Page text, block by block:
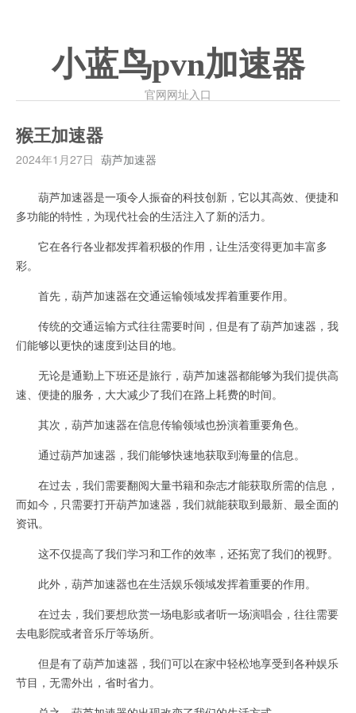
小蓝鸟pvn加速器
官网网址入口
猴王加速器
2024年1月27日 葫芦加速器
葫芦加速器是一项令人振奋的科技创新，它以其高效、便捷和
多功能的特性，为现代社会的生活注入了新的活力。
它在各行各业都发挥着积极的作用，让生活变得更加丰富多
彩。
首先，葫芦加速器在交通运输领域发挥着重要作用。
传统的交通运输方式往往需要时间，但是有了葫芦加速器，我
们能够以更快的速度到达目的地。
无论是通勤上下班还是旅行，葫芦加速器都能够为我们提供高
速、便捷的服务，大大减少了我们在路上耗费的时间。
其次，葫芦加速器在信息传输领域也扮演着重要角色。
通过葫芦加速器，我们能够快速地获取到海量的信息。
在过去，我们需要翻阅大量书籍和杂志才能获取所需的信息，
而如今，只需要打开葫芦加速器，我们就能获取到最新、最全面的
资讯。
这不仅提高了我们学习和工作的效率，还拓宽了我们的视野。
此外，葫芦加速器也在生活娱乐领域发挥着重要的作用。
在过去，我们要想欣赏一场电影或者听一场演唱会，往往需要
去电影院或者音乐厅等场所。
但是有了葫芦加速器，我们可以在家中轻松地享受到各种娱乐
节目，无需外出，省时省力。